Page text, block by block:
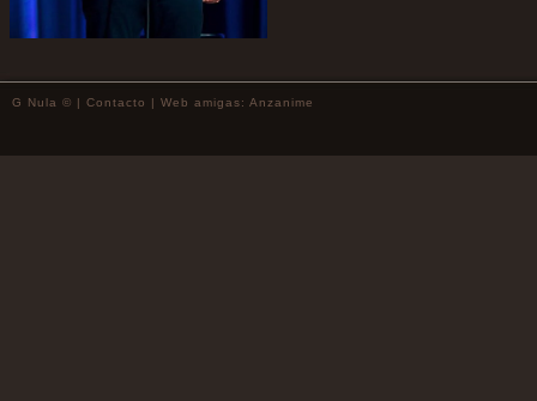
G Nula © | Contacto | Web amigas: Anzanime